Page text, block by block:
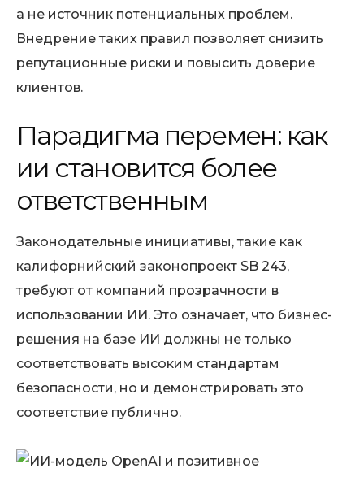
а не источник потенциальных проблем.
Внедрение таких правил позволяет снизить
репутационные риски и повысить доверие
клиентов.
Парадигма перемен: как
ии становится более
ответственным
Законодательные инициативы, такие как
калифорнийский законопроект SB 243,
требуют от компаний прозрачности в
использовании ИИ. Это означает, что бизнес-
решения на базе ИИ должны не только
соответствовать высоким стандартам
безопасности, но и демонстрировать это
соответствие публично.